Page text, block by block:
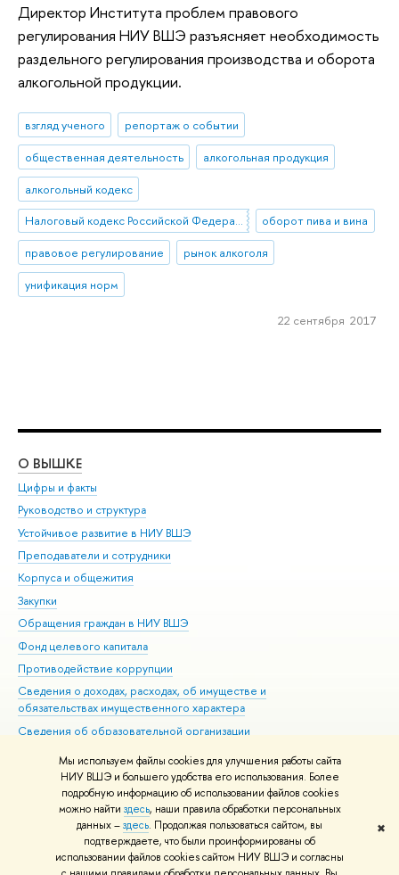
Мы используем файлы cookies для улучшения работы сайта
НИУ ВШЭ и большего удобства его использования. Более
подробную информацию об использовании файлов cookies
можно найти здесь, наши правила обработки персональных
данных –здесь. Продолжая пользоваться сайтом, вы
подтверждаете, что были проинформированы об
использовании файлов cookies сайтом НИУ ВШЭ и согласны
✖
Директор Института проблем правового
регулирования НИУ ВШЭ разъясняет необходимость
раздельного регулирования производства и оборота
алкогольной продукции.
взгляд ученого
репортаж о событии
общественная деятельность
алкогольная продукция
алкогольный кодекс
Налоговый кодекс Российской Федерации
оборот пива и вина
правовое регулирование
рынок алкоголя
унификация норм
22 сентября 2017
О ВЫШКЕ
Цифры и факты
Руководство и структура
Устойчивое развитие в НИУ ВШЭ
Преподаватели и сотрудники
Корпуса и общежития
Закупки
Обращения граждан в НИУ ВШЭ
Фонд целевого капитала
Противодействие коррупции
Сведения о доходах, расходах, об имуществе и
обязательствах имущественного характера
Сведения об образовательной организации
Людям с ограниченными возможностями здоровья
Единая платежная страница
Работа в Вышке
© НИУ ВШЭ 1993–2026 Адреса и контакты Условия использования